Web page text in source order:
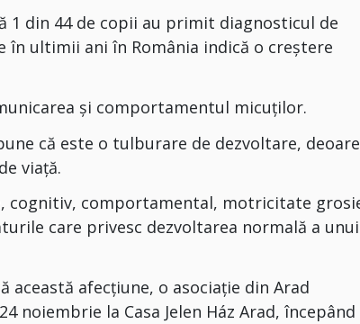
1 din 44 de copii au primit diagnosticul de
ultimii ani în România indică o creștere
și comportamentul micuților.
că este o tulburare de dezvoltare,
viață.
cognitiv, comportamental, motricitate
care privesc dezvoltarea normală a unui
afecțiune, o asociație din Arad
noiembrie la Casa Jelen Ház Arad, începând